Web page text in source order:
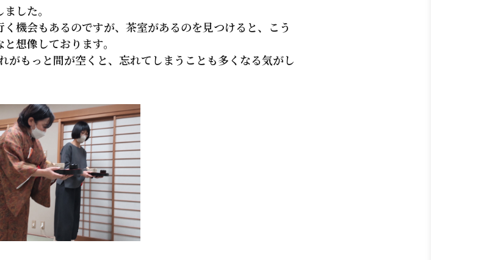
した。
機会もあるのですが、茶室があるのを見つけると、こう
想像しております。
がもっと間が空くと、忘れてしまうことも多くなる気がし